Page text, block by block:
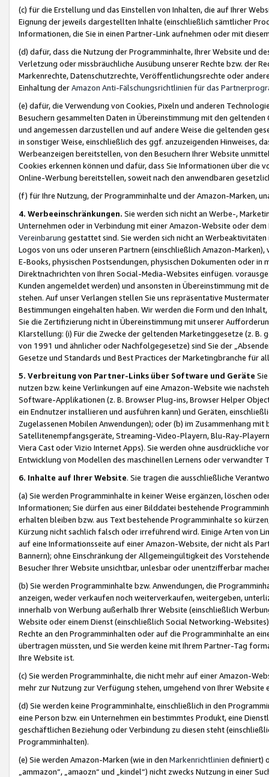
(c) für die Erstellung und das Einstellen von Inhalten, die auf Ihrer
Eignung der jeweils dargestellten Inhalte (einschließlich sämtlicher
Informationen, die Sie in einen Partner-Link aufnehmen oder mit
(d) dafür, dass die Nutzung der Programminhalte, Ihrer Website und
Verletzung oder missbräuchliche Ausübung unserer Rechte bzw. der
Markenrechte, Datenschutzrechte, Veröffentlichungsrechte oder
Einhaltung derAmazon Anti-Fälschungsrichtlinien für das
(e) dafür, die Verwendung von Cookies, Pixeln und anderen
Besuchern gesammelten Daten in Übereinstimmung mit den
und angemessen darzustellen und auf andere Weise die geltenden
in sonstiger Weise, einschließlich des ggf. anzuzeigenden Hinweises,
Werbeanzeigen bereitstellen, von den Besuchern Ihrer Website
Cookies erkennen können und dafür, dass Sie Informationen über die
Online-Werbung bereitstellen, soweit nach den anwendbaren
(f) für Ihre Nutzung, der Programminhalte und der Amazon-Marken,
4. Werbeeinschränkungen. Sie werden sich nicht an Werbe-,
Unternehmen oder in Verbindung mit einer Amazon-Website oder
Vereinbarung gestattet sind. Sie werden sich nicht an
Logos von uns oder unseren Partnern (einschließlich Amazon-
E-Books, physischen Postsendungen, physischen Dokumenten oder in
Direktnachrichten von Ihren Social-Media-Websites einfügen.
Kunden angemeldet werden) und ansonsten in Übereinstimmung mit
stehen. Auf unser Verlangen stellen Sie uns repräsentative
Bestimmungen eingehalten haben. Wir werden die Form und den
Sie die Zertifizierung nicht in Übereinstimmung mit unserer
Klarstellung: (i) Für die Zwecke der geltenden Marketinggesetze (z. B.
von 1991 und ähnlicher oder Nachfolgegesetze) sind Sie der
Gesetze und Standards und Best Practices der Marketingbranche für
5. Verbreitung von Partner-Links über Software und Geräte
nutzen bzw. keine Verlinkungen auf eine Amazon-Website wie
Software-Applikationen (z. B. Browser Plug-ins, Browser Helper
ein Endnutzer installieren und ausführen kann) und Geräten,
Zugelassenen Mobilen Anwendungen); oder (b) im Zusammenhang
Satellitenempfangsgeräte, Streaming-Video-Playern, Blu-Ray-
Viera Cast oder Vizio Internet Apps). Sie werden ohne ausdrückliche
Entwicklung von Modellen des maschinellen Lernens oder
6. Inhalte auf Ihrer Website. Sie tragen die ausschließliche
(a) Sie werden Programminhalte in keiner Weise ergänzen, löschen
Informationen; Sie dürfen aus einer Bilddatei bestehende
erhalten bleiben bzw. aus Text bestehende Programminhalte so
Kürzung nicht sachlich falsch oder irreführend wird. Einige Arten von
auf eine Informationsseite auf einer Amazon-Website, der nicht als
Bannern); ohne Einschränkung der Allgemeingültigkeit des
Besucher Ihrer Website unsichtbar, unlesbar oder unentzifferbar
(b) Sie werden Programminhalte bzw. Anwendungen, die
anzeigen, weder verkaufen noch weiterverkaufen, weitergeben,
innerhalb von Werbung außerhalb Ihrer Website (einschließlich
Website oder einem Dienst (einschließlich Social Networking-
Rechte an den Programminhalten oder auf die Programminhalte an
übertragen müssten, und Sie werden keine mit Ihrem Partner-Tag
Ihre Website ist.
(c) Sie werden Programminhalte, die nicht mehr auf einer Amazon-
mehr zur Nutzung zur Verfügung stehen, umgehend von Ihrer
(d) Sie werden keine Programminhalte, einschließlich in den
eine Person bzw. ein Unternehmen ein bestimmtes Produkt, eine
geschäftlichen Beziehung oder Verbindung zu diesen steht
Programminhalten).
(e) Sie werden Amazon-Marken (wie in den Markenrichtlinien definiert)
„ammazon“, „amaozn“ und „kindel“) nicht zwecks Nutzung in einer